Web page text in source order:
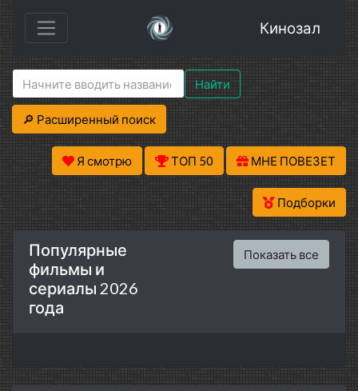
Кинозал
Найти
🔎 Расширенный поиск
Я смотрю ТОП 50 МНЕ ПОВЕЗЕТ
Подборки
Популярные
фильмы и
сериалы 2026
года
Показать все